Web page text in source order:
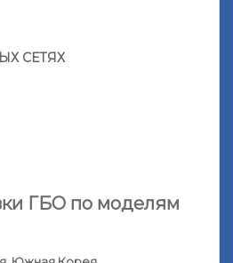
СЕТЯХ
ГБО по моделям